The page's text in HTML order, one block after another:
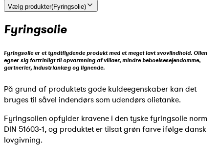
Vælg produkter(Fyringsolie)
Fyringsolie
Fyringsolie er et tyndtflydende produkt med et meget lavt svovlindhold. Olien
egner sig fortrinligt til opvarmning af villaer, mindre beboelsesejendomme,
gartnerier, industrianlæg og lignende.
På grund af produktets gode kuldeegenskaber kan det
bruges til såvel indendørs som udendørs olietanke.
Fyringsolien opfylder kravene i den tyske fyringsolie norm
DIN 51603-1, og produktet er tilsat grøn farve ifølge dansk
lovgivning.